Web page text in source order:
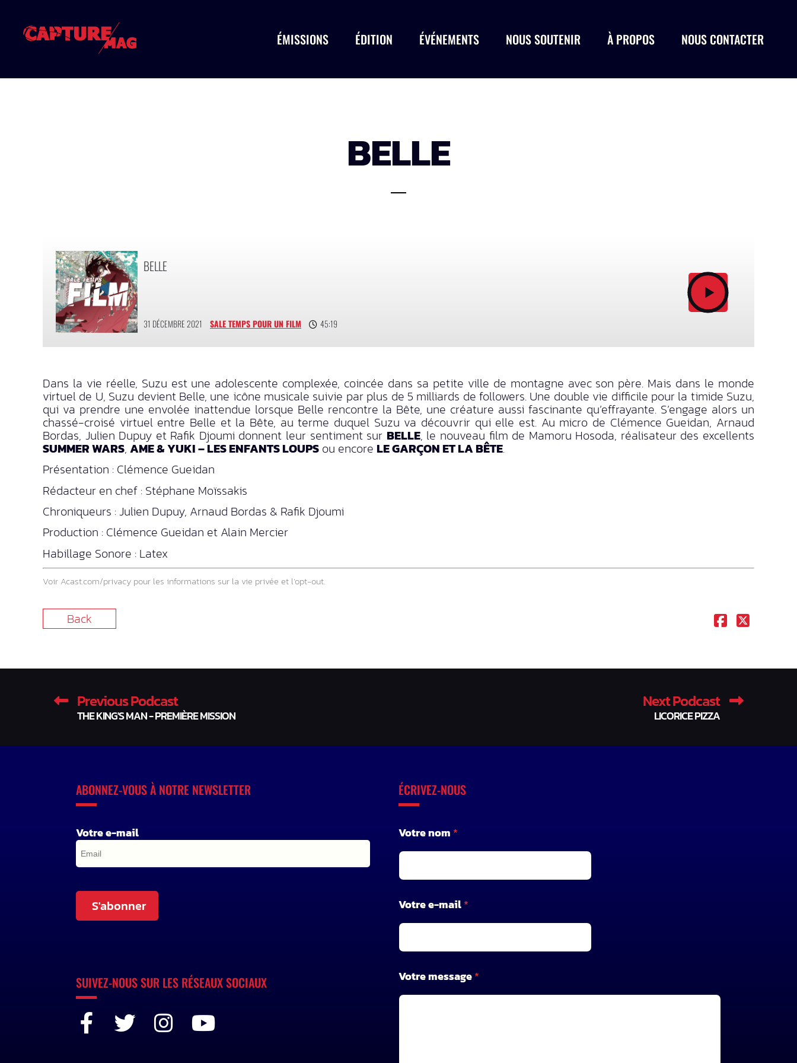
ÉMISSIONS ÉDITION ÉVÉNEMENTS NOUS SOUTENIR À PROPOS NOUS CONTACTER
BELLE
BELLE
31 DÉCEMBRE 2021 SALE TEMPS POUR UN FILM 45:19
Dans la vie réelle, Suzu est une adolescente complexée, coincée dans sa petite ville de montagne avec son père. Mais dans le monde
virtuel de U, Suzu devient Belle, une icône musicale suivie par plus de 5 milliards de followers. Une double vie difficile pour la timide Suzu,
qui va prendre une envolée inattendue lorsque Belle rencontre la Bête, une créature aussi fascinante qu’effrayante. S’engage alors un
chassé-croisé virtuel entre Belle et la Bête, au terme duquel Suzu va découvrir qui elle est. Au micro de Clémence Gueidan, Arnaud
Bordas, Julien Dupuy et Rafik Djoumi donnent leur sentiment sur BELLE, le nouveau film de Mamoru Hosoda, réalisateur des excellents
SUMMER WARS, AME & YUKI – LES ENFANTS LOUPS ou encore LE GARÇON ET LA BÊTE.
Présentation : Clémence Gueidan
Rédacteur en chef : Stéphane Moïssakis
Chroniqueurs : Julien Dupuy, Arnaud Bordas & Rafik Djoumi
Production : Clémence Gueidan et Alain Mercier
Habillage Sonore : Latex
Voir Acast.com/privacy pour les informations sur la vie privée et l’opt-out.
Back
Previous Podcast
THE KING'S MAN - PREMIÈRE MISSION
Next Podcast
LICORICE PIZZA
ABONNEZ-VOUS À NOTRE NEWSLETTER
Votre e-mail
S'abonner
SUIVEZ-NOUS SUR LES RÉSEAUX SOCIAUX
ÉCRIVEZ-NOUS
Votre nom *
o
t
e
-
m
a
Votre e-mail*
Votre message*